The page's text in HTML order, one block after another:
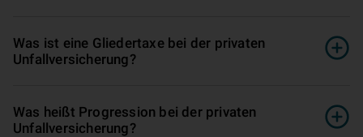
Was ist eine Gliedertaxe bei der privaten
Unfallversicherung?
Was heißt Progression bei der privaten
Unfallversicherung?